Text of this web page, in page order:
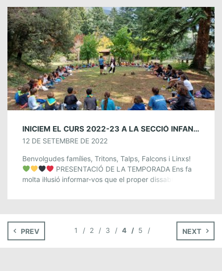
INICIEM EL CURS 2022-23 A LA SECCIÓ INFANTIL I JUVENIL! 24 DE SETEMBRE.
12 DE SETEMBRE DE 2022
Benvolgudes famílies, Tritons, Talps, Falcons i Linxs!
PRESENTACIÓ DE LA TEMPORADA Ens fa
molta il·lusió informar-vos que el proper dissabte 24 de
PREV 1 2 3 4 5 NEXT